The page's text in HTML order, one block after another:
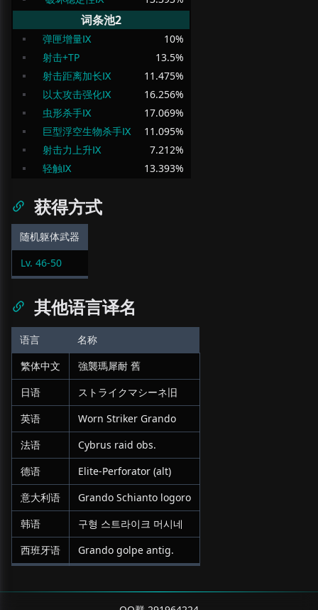
词条池2
弹匣增量Ⅸ 10%
射击+TP
13.5%
射击距离加长Ⅸ
11.475%
以太攻击强化Ⅸ
16.256%
虫形杀手Ⅸ
17.069%
巨型浮空生物杀手Ⅸ
11.095%
射击力上升Ⅸ
7.212%
轻触Ⅸ
13.393%
获得方式
随机躯体武器
Lv. 46-50
其他语言译名
语言
名称
繁体中文
強襲瑪犀耐 舊
日语
ストライクマシーネ旧
英语
Worn Striker Grando
法语
Cybrus raid obs.
德语
Elite-Perforator (alt)
意大利语
Grando Schianto logoro
韩语
구형 스트라이크 머시네
西班牙语
Grando golpe antig.